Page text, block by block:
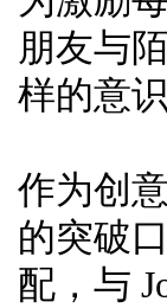
朋友与
样的意识
作为创
的突破
配，与